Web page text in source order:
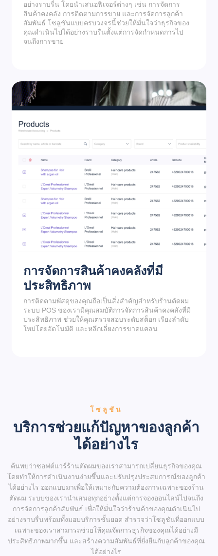
อย่างราบรื่น โดยนำเสนอฟีเจอร์ต่างๆ เช่น การจัดการ
สินค้าคงคลัง การติดตามการขาย และการจัดการลูกค้า
สัมพันธ์ โซลูชันแบบครบวงจรนี้ช่วยให้มั่นใจว่าธุรกิจของ
คุณดำเนินไปได้อย่างราบรื่นตั้งแต่การจัดกำหนดการไป
จนถึงการขาย
การจัดการสินค้าคงคลังที่มี
ประสิทธิภาพ
การติดตามพัสดุของคุณถือเป็นสิ่งสำคัญสำหรับร้านตัดผม
ระบบ POS ของเรามีคุณสมบัติการจัดการสินค้าคงคลังที่มี
ประสิทธิภาพ ช่วยให้คุณตรวจสอบระดับสต็อก เรียงลำดับ
ใหม่โดยอัตโนมัติ และหลีกเลี่ยงการขาดแคลน
โซลูชัน
บริการช่วยแก้ปัญหาของลูกค้า
ได้อย่างไร
ค้นพบว่าซอฟต์แวร์ร้านตัดผมของเราสามารถเปลี่ยนธุรกิจของคุณ
โดยทำให้การดำเนินงานง่ายขึ้นและปรับปรุงประสบการณ์ของลูกค้า
ได้อย่างไร ออกแบบมาเพื่อให้เหมาะกับความต้องการเฉพาะของร้าน
ตัดผม ระบบของเรานำเสนอทุกอย่างตั้งแต่การจองออนไลน์ไปจนถึง
การจัดการลูกค้าสัมพันธ์ เพื่อให้มั่นใจว่าร้านค้าของคุณดำเนินไป
อย่างราบรื่นพร้อมทั้งมอบบริการชั้นยอด สำรวจว่าโซลูชันที่ออกแบบ
เฉพาะของเราสามารถช่วยให้คุณจัดการธุรกิจของคุณได้อย่างมี
ประสิทธิภาพมากขึ้น และสร้างความสัมพันธ์ที่ยั่งยืนกับลูกค้าของคุณ
ได้อย่างไร